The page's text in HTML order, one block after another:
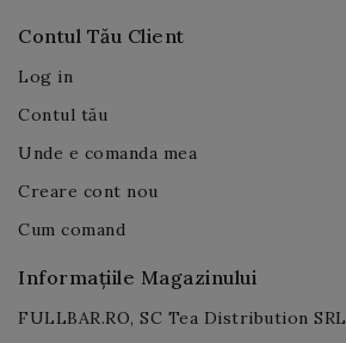
Contul Tău Client
Log in
Contul tău
Unde e comanda mea
Creare cont nou
Cum comand
Informațiile Magazinului
FULLBAR.RO, SC Tea Distribution SRL